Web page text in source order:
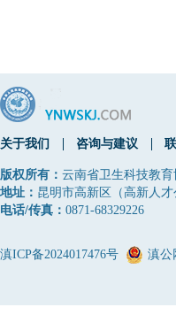
关于我们 咨询与建议
版权所有： 云南省卫生科技教育
地址： 昆明市高新区（高新人才
电话/传真： 0871-68329226
滇ICP备2024017476号 滇公